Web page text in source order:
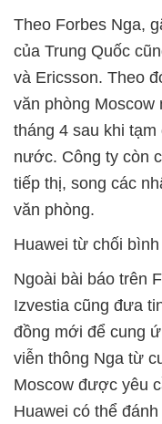
Theo Forbes Nga,
của Trung Quốc
và Ericsson. Theo
văn phòng Moscow
tháng 4 sau khi
nước. Công ty còn
tiếp thị, song các
văn phòng.
Huawei từ chối
Ngoài bài báo trên
Izvestia cũng đưa
đồng mới để cung
viễn thông Nga từ
Moscow được yêu
Huawei có thể